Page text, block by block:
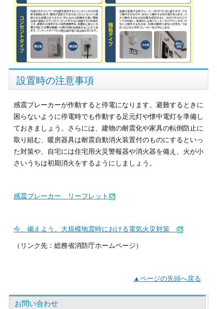
設置時の注意事項
感震ブレーカーが作動すると停電になります。避難するときに
困らないように停電時でも作動する足元灯や懐中電灯を準備し
ておきましょう。さらには、建物の耐震化や家具の転倒防止に
取り組む、暖房器具は耐震自動消火装置付のものにするといっ
た対策や、自宅には住宅用火災警報器や消火器を備え、火が小
さいうちは初期消火をするようにしましょう。
感震ブレーカー リーフレット
今、備えよう。大規模地震時における電気火災対策
（リンク先：総務省消防庁ホームページ）
▲ページの先頭へ戻る
お問い合わせ